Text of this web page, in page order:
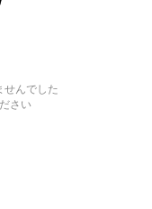
せんでした
さい